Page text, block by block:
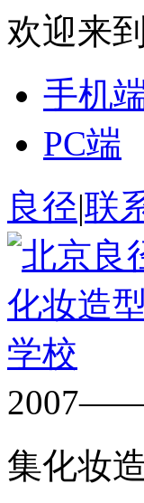
欢迎来
手机
PC端
良径|联
集化妆